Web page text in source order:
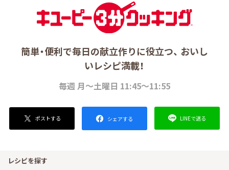
簡単・便利で毎日の献立作りに役立つ、 おいし
いレシピ満載！
毎週 月～土曜日 11:45～11:55
ポストする シェアする LINEで送る
レシピを探す